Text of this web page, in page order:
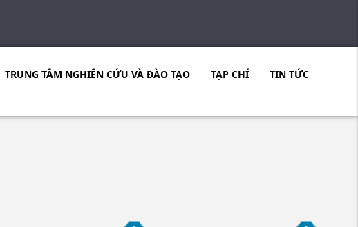
TRUNG TÂM NGHIÊN CỨU VÀ ĐÀO TẠO TẠP CHÍ
TIN TỨC